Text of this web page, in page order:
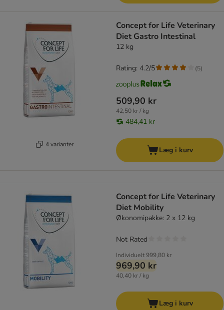
4 varianter
Concept for Life Veterinary
Diet Gastro Intestinal
12 kg
509,90 kr
42,50 kr / kg
484,41 kr
Rating: 4.2/5 (5)
Læg i kurv
Concept for Life Veterinary
Diet Mobility
Økonomipakke: 2 x 12 kg
Individuelt999,80 kr
969,90 kr
40,40 kr / kg
Not Rated
Læg i kurv